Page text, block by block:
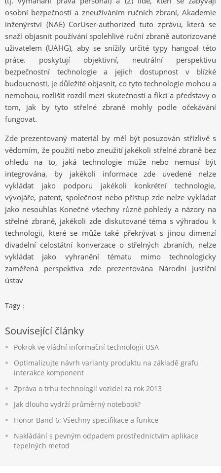
osobní bezpečností a zneužíváním ručních zbraní, Akademie
inženýrství (NAE) CorUser-authorized tuto zprávu, která se
snaží objasnit používání spolehlivé ruční zbraně autorizované
uživatelem (UAHG), aby se snížily určité typy hangoal této
práce. poskytují objektivní, neutrální perspektivu
bezpečnostní technologie a jejich dostupnost v blízké
budoucnosti, je důležité objasnit, co tyto technologie mohou a
nemohou, rozlišit rozdíl mezi skutečností a fikcí a představy o
tom, jak by tyto střelné zbraně mohly podle očekávání
fungovat.
Zde prezentovaný materiál by měl být posuzován střízlivě s
vědomím, že použití nebo zneužití jakékoli střelné zbraně bez
ohledu na to, jaká technologie může nebo nemusí být
integrována, by jakékoli informace zde uvedené nelze
vykládat jako podporu jakékoli konkrétní technologie,
vývojáře, patent, společnost nebo přístup zde nelze vykládat
jako nesouhlas Konečné všechny různé pohledy a názory na
střelné zbraně, jakékoli zde diskutované téma s výhradou k
technologii, které se může také překrývat s jinou dimenzí
divadelní celostátní konverzace o střelných zbraních, nelze
vykládat jako vyhranění tématu mimo technologicky
zaměřená perspektiva zde prezentována Národní justiční
ústav
Tagy：
Související články
Pokrok ve vládní informační technologii USA
Optimalizujte návrh varianty produktu na základě grafu
interakce komponent
Zpráva o trhu technologií vozidel za rok 2013
Jak dlouho vydrží průměrný notebook?
Honor Band 6: Všechny specifikace a funkce
Nakládání s pevným odpadem prostřednictvím aplikace
tepelných metod